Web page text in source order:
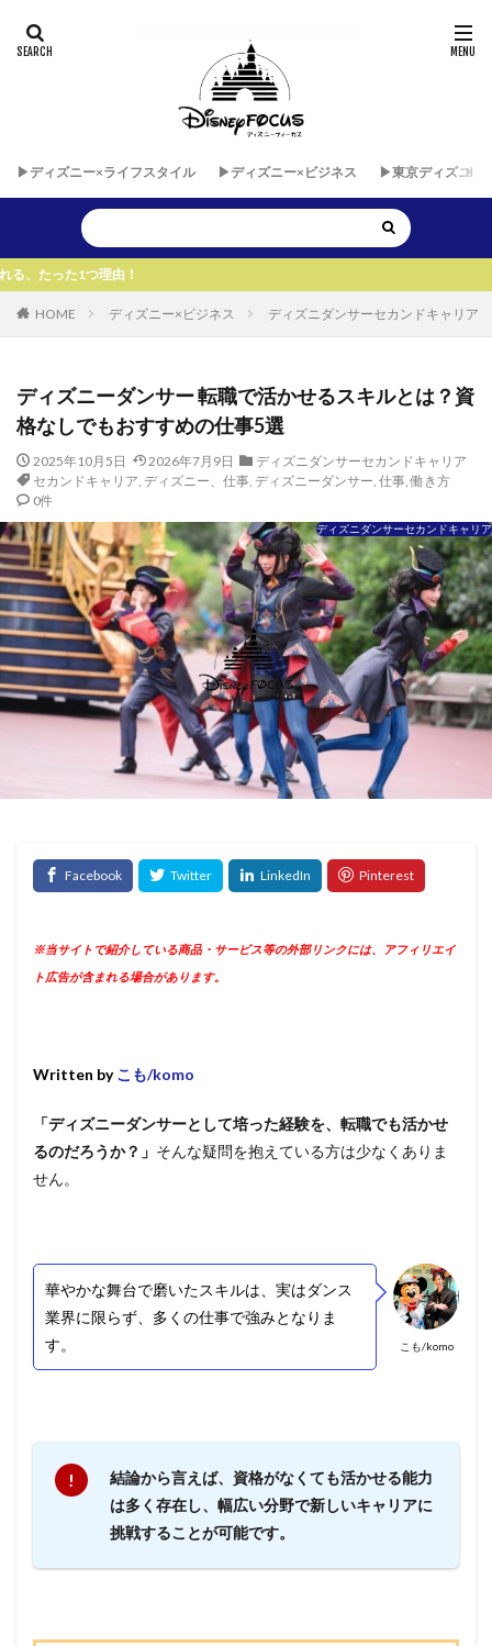
▶︎ディズニー×ライフスタイル ▶︎ディズニー×ビジネス ▶︎東京ディズニー
HOME ディズニー×ビジネス ディズニダンサーセカンドキャリア
ディズニーダンサー 転職で活かせるスキルとは？資
格なしでもおすすめの仕事5選
2025年10月5日 2026年7月9日
ディズニダンサーセカンドキャリア
セカンドキャリア, ディズニー、仕事, ディズニーダンサー, 仕事,働き方
0件
ディズニダンサーセカンドキャリア
※当サイトで紹介している商品・サービス等の外部リンクには、アフィリエイ
ト広告が含まれる場合があります。
Written by こも/komo
「ディズニーダンサーとして培った経験を、転職でも活かせ
るのだろうか？」 そんな疑問を抱えている方は少なくありま
せん。
こも/komo
華やかな舞台で磨いたスキルは、実はダンス
業界に限らず、多くの仕事で強みとなりま
す。
結論から言えば、資格がなくても活かせる能力
は多く存在し、幅広い分野で新しいキャリアに
挑戦することが可能です。